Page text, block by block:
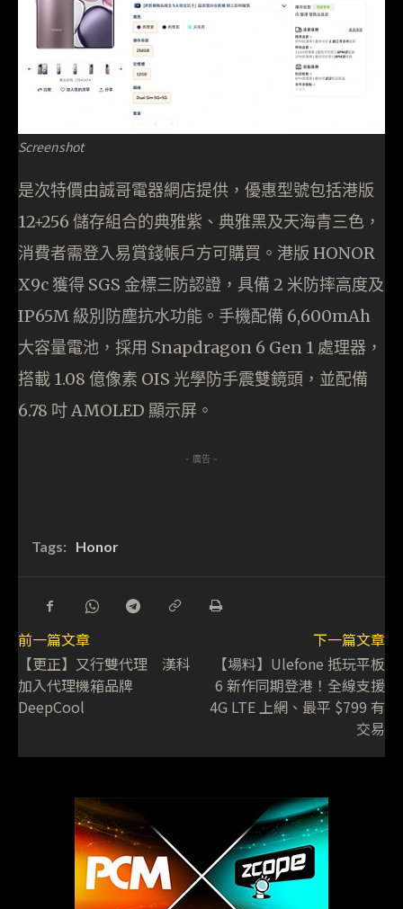
Screenshot
是次特價由誠哥電器網店提供，優惠型號包括港版
12+256 儲存組合的典雅紫、典雅黑及天海青三色，
消費者需登入易賞錢帳戶方可購買。港版 HONOR
X9c 獲得 SGS 金標三防認證，具備 2 米防摔高度及
IP65M 級別防塵抗水功能。手機配備 6,600mAh
大容量電池，採用 Snapdragon 6 Gen 1 處理器，
搭載 1.08 億像素 OIS 光學防手震雙鏡頭，並配備
6.78 吋 AMOLED 顯示屏。
- 廣告 -
Tags: Honor
前一篇文章
【更正】又行雙代理 漢科
加入代理機箱品牌
DeepCool
下一篇文章
【場料】Ulefone 抵玩平板
6 新作同期登港！全線支援
4G LTE 上網、最平 $799 有
交易